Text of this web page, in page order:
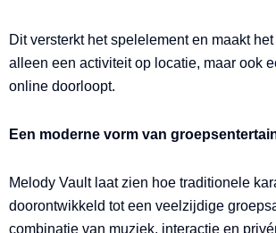
Dit versterkt het spelelement en maakt
alleen een activiteit op locatie, maar ook
online doorloopt.
Een moderne vorm van
Melody Vault laat zien hoe traditionele
doorontwikkeld tot een veelzijdige
combinatie van muziek, interactie en